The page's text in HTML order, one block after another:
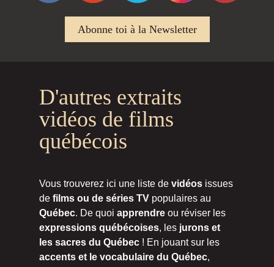
Abonne toi à la Newsletter
D'autres extraits
vidéos de films
québécois
Vous trouverez ici une liste de vidéos issues
de films ou de séries TV populaires au
Québec. De quoi apprendre ou réviser les
expressions québécoises, les jurons et
les sacres du Québec ! En jouant sur les
accents et le vocabulaire du Québec,